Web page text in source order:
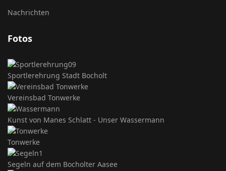
Nachrichten
Fotos
Sportlerehrung Stadt Bocholt
Vereinsbad Tonwerke
Kunst von Manes Schlatt - Unser Wassermann
Tonwerke
Segeln auf dem Bocholter Aasee